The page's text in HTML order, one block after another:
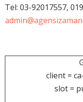
Tel: 03-92017557,
client =
slot =